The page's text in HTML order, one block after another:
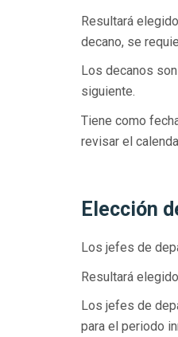
Resultará
decano, se
Los decanos
siguiente.
Tiene como
revisar el
Elección
Los jefes de
Resultará
Los jefes de
para el periodo